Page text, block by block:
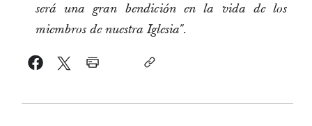
será una gran bendición en la vida de los
miembros de nuestra Iglesia".